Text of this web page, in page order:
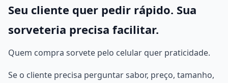
Seu cliente quer pedir rápido. Sua
sorveteria precisa facilitar.
Quem compra sorvete pelo celular quer praticidade.
Se o cliente precisa perguntar sabor, preço, tamanho,